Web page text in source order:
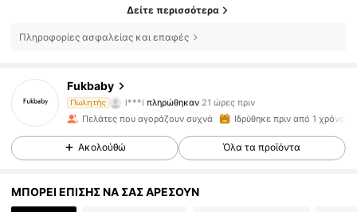
Δείτε περισσότερα
Πληροφορίες ασφαλείας και επαφές
Fukbaby
Πωλητής
4.90
l***i πληρώθηκαν 21 ώρες πριν
4.90 14K Ακόλουθοι
4.90 14K Ακόλουθοι
Πελάτες που αγοράζουν συχνά Ιδρύθηκε πριν από 1 χρόνο
Ακολούθώ Όλα τα προϊόντα
ΜΠΟΡΕΙ ΕΠΙΣΗΣ ΝΑ ΣΑΣ ΑΡΕΣΟΥΝ